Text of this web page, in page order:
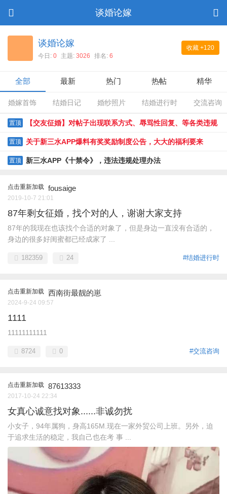
谈婚论嫁
收藏 +120
谈婚论嫁
今日: 0 主题: 3026 排名: 6
全部 最新 热门 热帖 精华
婚嫁首饰 结婚日记 婚纱照片 结婚进行时 交流咨询
置顶 【交友征婚】对帖子出现联系方式、辱骂性回复、等各类违规
贴限时整改通知
置顶 关于新三水APP爆料有奖奖励制度公告，大大的福利要来
了......
置顶 新三水APP《十禁令》，违法违规处理办法
点击重新加载 fousaige
2019-10-7 21:01
87年剩女征婚，找个对的人，谢谢大家支持
87年的我现在也该找个合适的对象了，但是身边一直没有合适的，
身边的很多好闺蜜都已经成家了 ...
#结婚进行时
182359 24
点击重新加载 西南街最靓的崽
2024-9-24 09:57
1111
11111111111
#交流咨询
8724 0
点击重新加载 87613333
2017-10-24 22:34
女真心诚意找对象......非诚勿扰
小女子，94年属狗，身高165M.现在一家外贸公司上班。另外，迫
于追求生活的稳定，我自己也在考 事 ...